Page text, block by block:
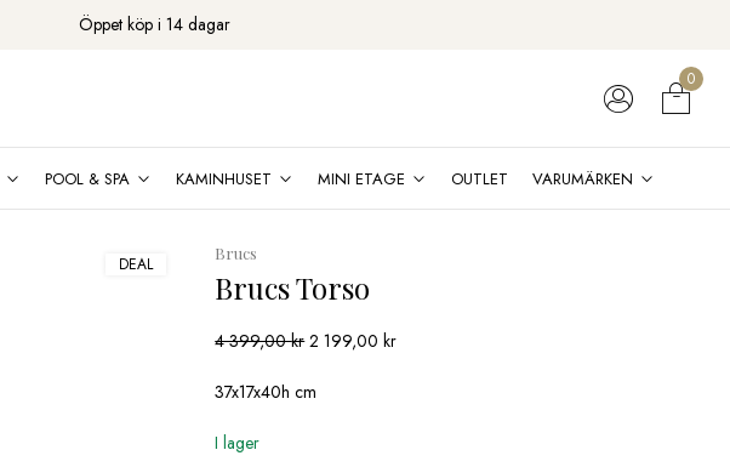
Öppet köp i 14 dagar
0
POOL & SPA KAMINHUSET MINI ETAGE OUTLET VARUMÄRKEN
DEAL
Brucs
Brucs Torso
4 399,00kr Det
priset
2 199,00krDet
37x17x40h cm
I lager